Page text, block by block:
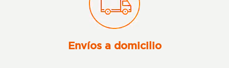
Envíos a domicilio